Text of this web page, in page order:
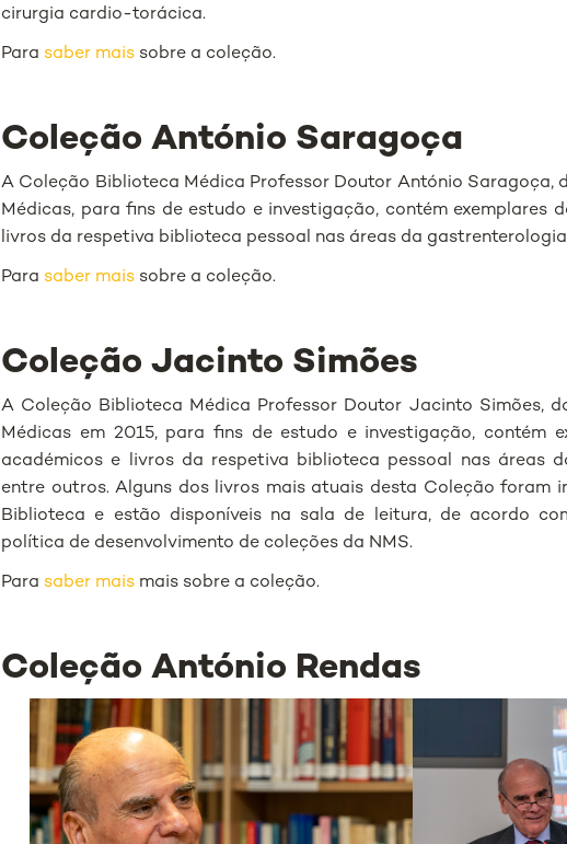
cirurgia cardio-torácica.
Para saber mais sobre a coleção.
Coleção António Saragoça
A Coleção Biblioteca Médica Professor Doutor António Saragoça,
Médicas, para fins de estudo e investigação, contém exemplares
livros da respetiva biblioteca pessoal nas áreas da
Para saber mais sobre a coleção.
Coleção Jacinto Simões
A Coleção Biblioteca Médica Professor Doutor Jacinto Simões,
Médicas em 2015, para fins de estudo e investigação, contém
académicos e livros da respetiva biblioteca pessoal nas áreas
entre outros. Alguns dos livros mais atuais desta Coleção foram
Biblioteca e estão disponíveis na sala de leitura, de acordo
política de desenvolvimento de coleções da NMS.
Para saber mais mais sobre a coleção.
Coleção António Rendas